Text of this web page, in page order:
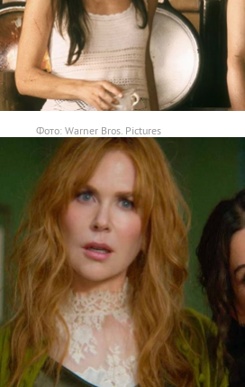
Фото: Warner Bros. Pictures